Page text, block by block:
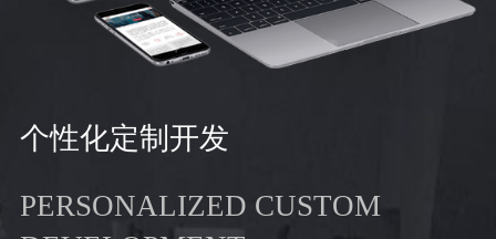
个性化定制开发
PERSONALIZED CUSTOM